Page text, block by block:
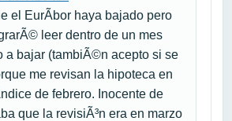
el EurÃ­bor haya bajado pero
leer dentro de un mes
a bajar (tambiÃ©n acepto si se
me revisan la hipoteca en
de febrero. Inocente de
que la revisiÃ³n era en marzo